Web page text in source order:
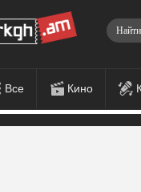
Все Кино